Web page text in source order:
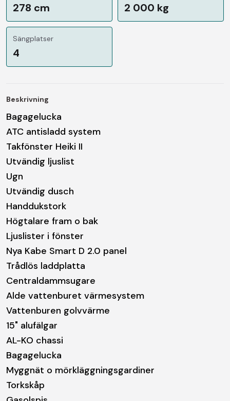
278 cm 2 000 kg
Sängplatser
4
Beskrivning
Bagagelucka
ATC antisladd system
Takfönster Heiki II
Utvändig ljuslist
Ugn
Utvändig dusch
Handdukstork
Högtalare fram o bak
Ljuslister i fönster
Nya Kabe Smart D 2.0 panel
Trådlös laddplatta
Centraldammsugare
Alde vattenburet värmesystem
Vattenburen golvvärme
15" alufälgar
AL-KO chassi
Bagagelucka
Myggnät o mörkläggningsgardiner
Torkskåp